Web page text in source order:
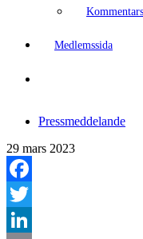
Medlemssida
Pressmeddelande
29 mars 2023
Facebook
Twitter